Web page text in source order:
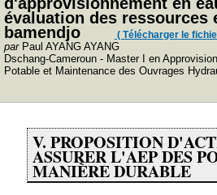
évaluation des ressources
bamendjo
( Télécharger le
parPaul AYANG AYANG
Dschang-Cameroun - Master I en
Potable et Maintenance des Ouvrages
V. PROPOSITION
ASSURER L'AEP DES
MANIÈRE DURABLE